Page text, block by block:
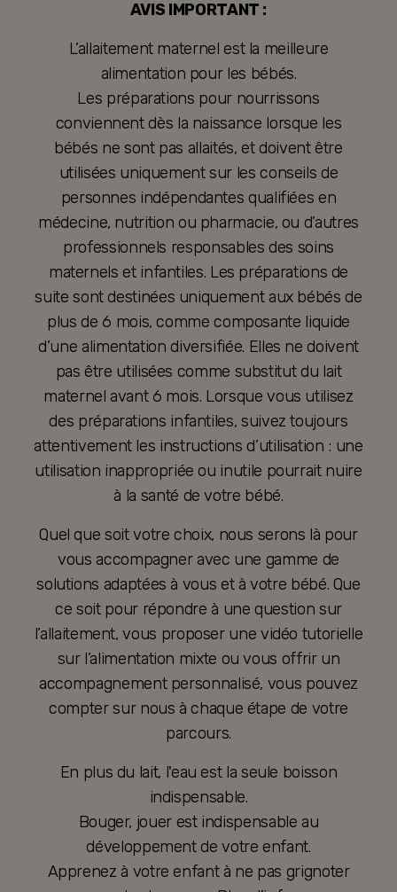
AVIS IMPORTANT :
L’allaitement maternel est la meilleure
alimentation pour les bébés.
Les préparations pour nourrissons
conviennent dès la naissance lorsque les
bébés ne sont pas allaités, et doivent être
utilisées uniquement sur les conseils de
personnes indépendantes qualifiées en
médecine, nutrition ou pharmacie, ou d’autres
professionnels responsables des soins
maternels et infantiles. Les préparations de
suite sont destinées uniquement aux bébés de
plus de 6 mois, comme composante liquide
d’une alimentation diversifiée. Elles ne doivent
pas être utilisées comme substitut du lait
maternel avant 6 mois. Lorsque vous utilisez
des préparations infantiles, suivez toujours
attentivement les instructions d’utilisation : une
utilisation inappropriée ou inutile pourrait nuire
à la santé de votre bébé.
Quel que soit votre choix, nous serons là pour
vous accompagner avec une gamme de
solutions adaptées à vous et à votre bébé. Que
ce soit pour répondre à une question sur
l’allaitement, vous proposer une vidéo tutorielle
sur l’alimentation mixte ou vous offrir un
accompagnement personnalisé, vous pouvez
compter sur nous à chaque étape de votre
parcours.
En plus du lait, l'eau est la seule boisson
indispensable.
Bouger, jouer est indispensable au
développement de votre enfant.
Apprenez à votre enfant à ne pas grignoter